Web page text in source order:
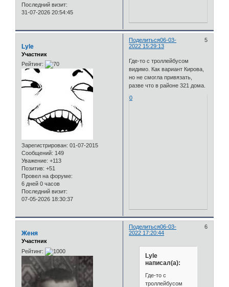
Последний визит:
31-07-2026 20:54:45
Поделиться 5
06-03-
2022 15:29:13
Lyle
Участник
Рейтинг:
Зарегистрирован: 01-07-2015
Сообщений: 149
Уважение: +113
Позитив: +51
Провел на форуме:
6 дней 0 часов
Последний визит:
07-05-2026 18:30:37
Где-то с троллейбусом
видимо. Как вариант Кирова,
но не смогла привязать,
разве что в районе 321 дома.
0
Поделиться 6
06-03-
2022 17:20:44
Женя
Участник
Рейтинг:
Lyle
написал(а):
Где-то с
троллейбусом